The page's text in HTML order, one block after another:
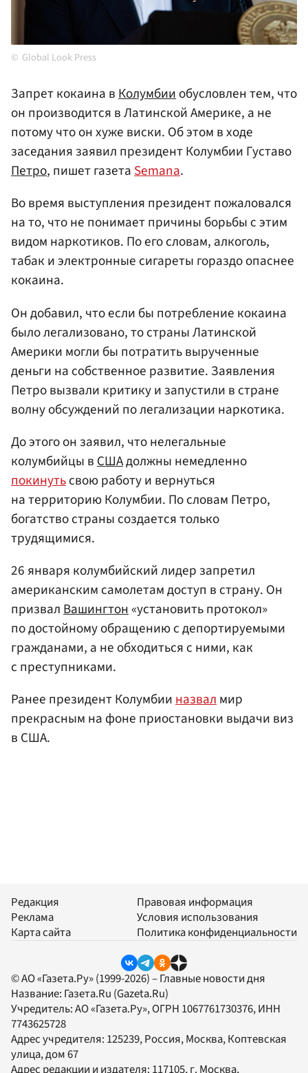
Global Look Press
Запрет кокаина вКолумбииобусловлен тем, что
он производится в Латинской Америке, а не
потому что он хуже виски. Об этом в ходе
заседания заявил президент Колумбии Густаво
Петро, пишет газетаSemana.
Во время выступления президент пожаловался
на то, что не понимает причины борьбы с этим
видом наркотиков. По его словам, алкоголь,
табак и электронные сигареты гораздо опаснее
кокаина.
Он добавил, что если бы потребление кокаина
было легализовано, то страны Латинской
Америки могли бы потратить вырученные
деньги на собственное развитие. Заявления
Петро вызвали критику и запустили в стране
волну обсуждений по легализации наркотика.
До этого он заявил, что нелегальные
колумбийцы вСШАдолжны немедленно
покинутьсвою работу и вернуться
на территорию Колумбии. По словам Петро,
богатство страны создается только
трудящимися.
26 января колумбийский лидер запретил
американским самолетам доступ в страну. Он
призвалВашингтон«установить протокол»
по достойному обращению с депортируемыми
гражданами, а не обходиться с ними, как
с преступниками.
Ранее президент Колумбииназвалмир
прекрасным на фоне приостановки выдачи виз
в США.
Редакция
Реклама
Карта сайта
Правовая информация
Условия использования
Политика конфиденциальности
© АО «Газета.Ру» (1999-2026) – Главные новости дня
Название: Газета.Ru (Gazeta.Ru)
Учредитель:АО «Газета.Ру», ОГРН 1067761730376, ИНН
7743625728
Адрес учредителя: 125239, Россия, Москва, Коптевская
улица, дом 67
Адрес редакции и издателя: 117105, г. Москва,